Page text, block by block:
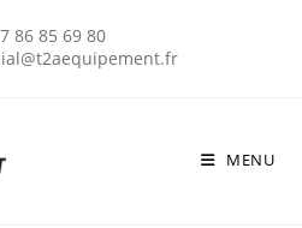
86 85 69 80
MENU